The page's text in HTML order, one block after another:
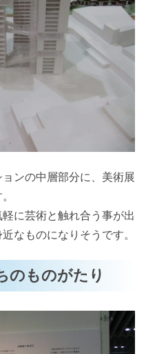
ンの中層部分に、美術展
に芸術と触れ合う事が出
なものになりそうです。
のものがたり